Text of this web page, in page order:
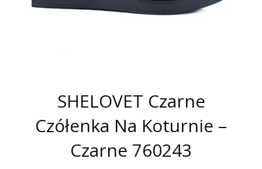
SHELOVET Czarne
Czółenka Na Koturnie –
Czarne 760243